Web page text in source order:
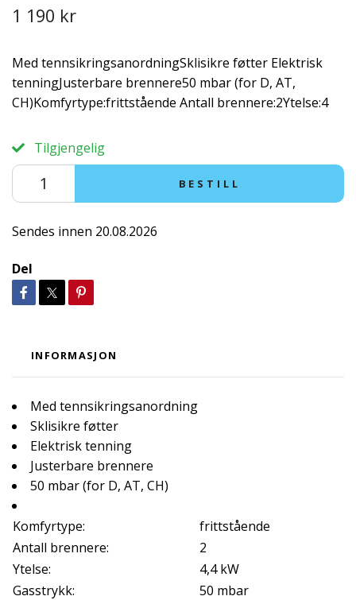
1 190 kr
Med tennsikringsanordningSklisikre føtter Elektrisk
tenningJusterbare brennere50 mbar (for D, AT,
CH)Komfyrtype:frittstående Antall brennere:2Ytelse:4
Tilgjengelig
BESTILL
Sendes innen 20.08.2026
Del
INFORMASJON
Med tennsikringsanordning
Sklisikre føtter
Elektrisk tenning
Justerbare brennere
50 mbar (for D, AT, CH)
Komfyrtype:
frittstående
Antall brennere:
2
Ytelse:
4,4 kW
Gasstrykk:
50 mbar